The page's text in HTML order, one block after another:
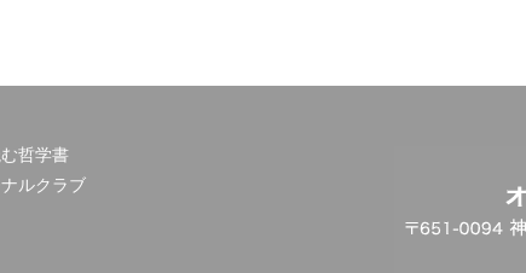
哲学書
ルクラブ